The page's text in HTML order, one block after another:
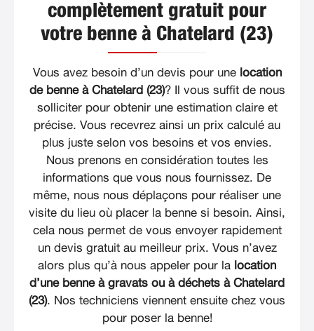
complètement gratuit pour
votre benne à Chatelard (23)
Vous avez besoin d’un devis pour une location
de benne à Chatelard (23)? Il vous suffit de nous
solliciter pour obtenir une estimation claire et
précise. Vous recevrez ainsi un prix calculé au
plus juste selon vos besoins et vos envies.
Nous prenons en considération toutes les
informations que vous nous fournissez. De
même, nous nous déplaçons pour réaliser une
visite du lieu où placer la benne si besoin. Ainsi,
cela nous permet de vous envoyer rapidement
un devis gratuit au meilleur prix. Vous n’avez
alors plus qu’à nous appeler pour la location
d’une benne à gravats ou à déchets à Chatelard
(23). Nos techniciens viennent ensuite chez vous
pour poser la benne!